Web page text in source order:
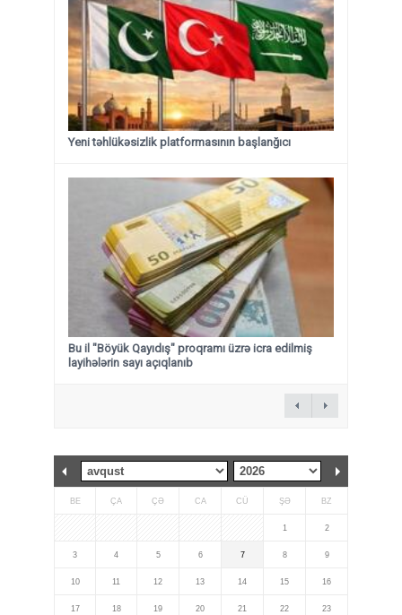
Yeni təhlükəsizlik platformasının başlanğıcı
Bu il "Böyük Qayıdış" proqramı üzrə icra edilmiş
layihələrin sayı açıqlanıb
BE ÇA ÇƏ CA CÜ ŞƏ BZ
1 2
3 4 5 6 7 8 9
10 11 12 13 14 15 16
17 18 19 20 21 22 23